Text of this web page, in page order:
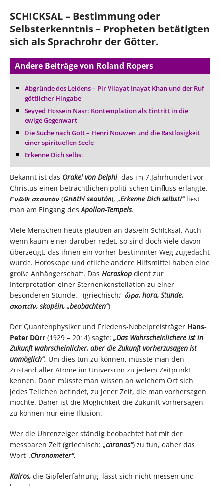
SCHICKSAL – Bestimmung oder
Selbsterkenntnis – Propheten betätigten
sich als Sprachrohr der Götter.
Andere Beiträge von Roland Ropers
Abgründe des Leidens – Pir Vilayat Inayat Khan und der Ruf
göttlicher Hingabe
Seyyed Hossein Nasr: Kontemplation als Eintritt in die
ewige Gegenwart
Die Suche nach Gott – Henri Nouwen und die Rastlosigkeit
einer spirituellen Seele
Erkenne Dich selbst
Bekannt ist das Orakel von Delphi, das im 7.Jahrhundert vor
Christus einen beträchtlichen politi-schen Einfluss erlangte.
Γνῶθι σεαυτόν (Gnōthi seautón), „Erkenne Dich selbst!“liest
man am Eingang desApollon-Tempels.
Viele Menschen heute glauben an das/ein Schicksal. Auch
wenn kaum einer darüber redet, so sind doch viele davon
überzeugt, das ihnen ein vorher-bestimmter Weg zugedacht
wurde. Horoskope und etliche andere Hilfsmittel haben eine
große Anhängerschaft. Das Horoskop dient zur
Interpretation einer Sternenkonstellation zu einer
besonderen Stunde.
(griechisch: ὥρα, hora, Stunde,
σκοπεῖν, skopéin, „beobachten“)
Der Quantenphysiker und Friedens-Nobelpreisträger Hans-
Peter Dürr (1929 – 2014) sagte:„Das Wahrscheinlichere ist in
Zukunft wahrscheinlicher, aber die Zukunft vorherzusagen ist
unmöglich“. Um dies tun zu können, müsste man den
Zustand aller Atome im Universum zu jedem Zeitpunkt
kennen. Dann müsste man wissen an welchem Ort sich
jedes Teilchen befindet, zu jener Zeit, die man vorhersagen
möchte. Daher ist die Möglichkeit die Zukunft vorhersagen
zu können nur eine Illusion.
Wer die Uhrenzeiger ständig beobachtet hat mit der
messbaren Zeit (griechisch: „chronos“) zu tun, daher das
Wort „Chronometer“.
Kairos, die Gipfelerfahrung, lässt sich nicht messen und